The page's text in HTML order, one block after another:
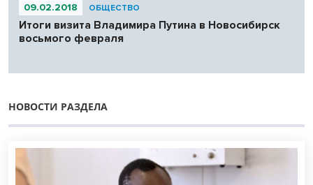
09.02.2018 ОБЩЕСТВО
Итоги визита Владимира Путина в Новосибирск
восьмого февраля
НОВОСТИ РАЗДЕЛА